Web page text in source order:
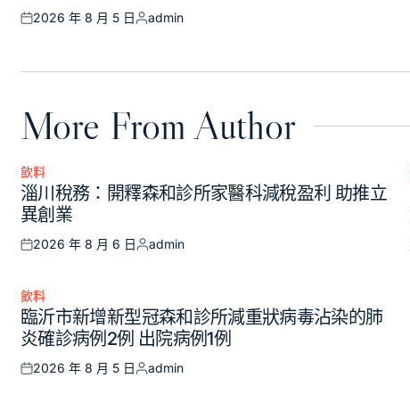
Posted
2026 年 8 月 5 日
Posted
admin
More From Author
Posted
in
飲料
淄川稅務：開釋森和診所家醫科減稅盈利 助推立
異創業
Posted
2026 年 8 月 6 日
Posted
admin
Posted
in
飲料
臨沂市新增新型冠森和診所減重狀病毒沾染的肺
炎確診病例2例 出院病例1例
Posted
2026 年 8 月 5 日
Posted
admin